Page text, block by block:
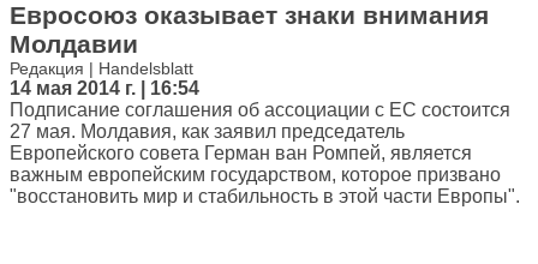
Евросоюз оказывает знаки внимания
Молдавии
Редакция | Handelsblatt
14 мая 2014 г. | 16:54
Подписание соглашения об ассоциации с ЕС состоится
27 мая. Молдавия, как заявил председатель
Европейского совета Герман ван Ромпей, является
важным европейским государством, которое призвано
"восстановить мир и стабильность в этой части Европы".